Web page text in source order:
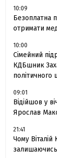
10:09
Безоплатна
отримати
10:00
Сімейний
КДБшник
політичного
09:01
Відійшов у
Ярослав
21:41
Чому